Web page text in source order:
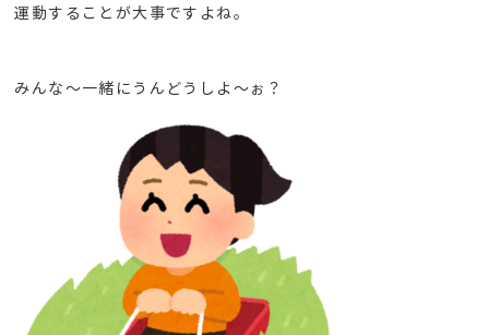
運動することが大事ですよね。
みんな～一緒にうんどうしよ～ぉ？